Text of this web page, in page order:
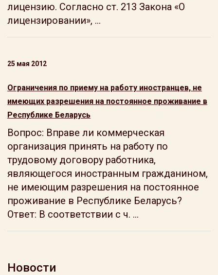
лицензию. Согласно ст. 213 Закона «О
лицензировании», ...
25 мая 2012
Ограничения по приему на работу иностранцев, не
имеющих разрешения на постоянное проживание в
Республике Беларусь
Вопрос: Вправе ли коммерческая
организация принять на работу по
трудовому договору работника,
являющегося иностранным гражданином,
не имеющим разрешения на постоянное
проживание в Республике Беларусь?
Ответ: В соответствии с ч. ...
Новости